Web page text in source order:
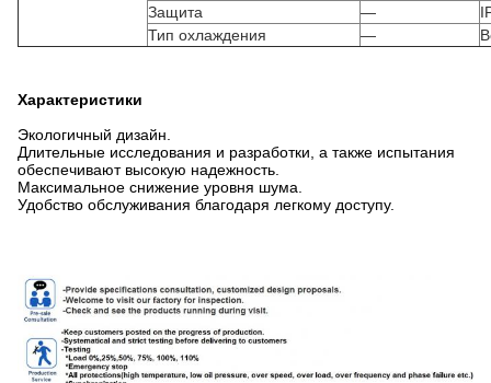
Защита
—
Тип охлаждения
—
Характеристики
Экологичный дизайн.
Длительные исследования и разработки, а также испытания
обеспечивают высокую надежность.
Максимальное снижение уровня шума.
Удобство обслуживания благодаря легкому доступу.